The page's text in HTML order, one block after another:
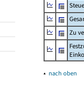
Zu
▴ nach oben